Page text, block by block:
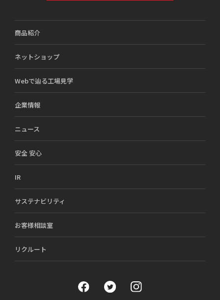
商品紹介
ネットショップ
Webで辿る工場見学
企業情報
ニュース
安全 安心
IR
サステナビリティ
お客様相談室
リクルート